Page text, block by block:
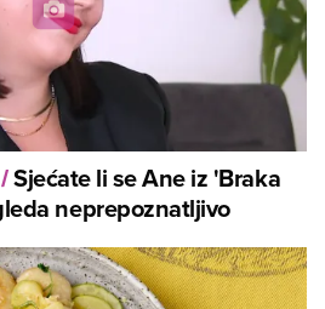
/Sjećate li se Ane iz 'Braka
neprepoznatljivo